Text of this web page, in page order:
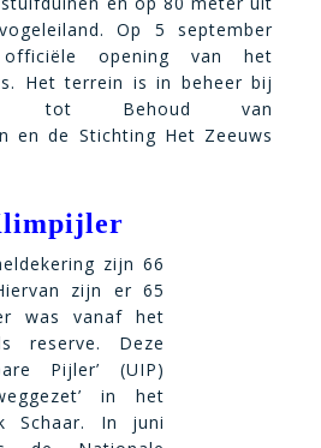
Op 5 september
opening van het
Het terrein is in beheer bij
tot Behoud van
en de Stichting Het Zeeuws
zijn 66
zijn er 65
was vanaf het
reserve. Deze
Pijler’ (UIP)
in het
Schaar. In juni